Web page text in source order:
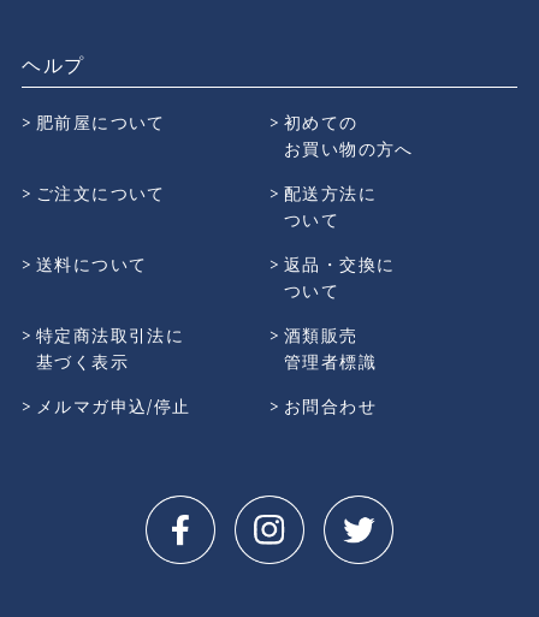
ヘルプ
肥前屋について
初めての
お買い物の方へ
ご注文について
配送方法に
ついて
送料について
返品・交換に
ついて
特定商法取引法に
基づく表示
酒類販売
管理者標識
メルマガ申込/停止
お問合わせ